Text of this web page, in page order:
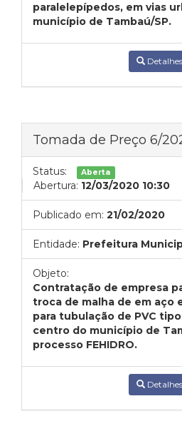
paralelepípedos, em vias
município de Tambaú/SP.
Detalhes
Tomada de Preço 6/
Status: Aberta
Abertura: 12/03/2020 10:30
Publicado em: 21/02/2020
Entidade: Prefeitura
Objeto:
Contratação de empresa
troca de malha de em aço
para tubulação de PVC
centro do município de
processo FEHIDRO.
Detalhes